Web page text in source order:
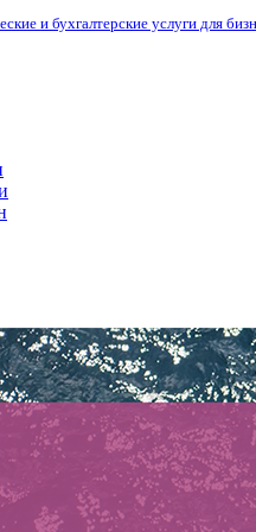
и бухгалтерские услуги для